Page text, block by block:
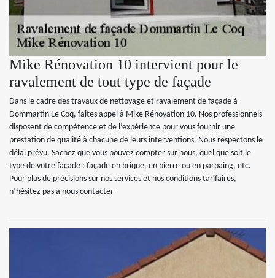
Mike Rénovation 10 intervient pour le
ravalement de tout type de façade
Dans le cadre des travaux de nettoyage et ravalement de façade à
Dommartin Le Coq, faites appel à Mike Rénovation 10. Nos professionnels
disposent de compétence et de l’expérience pour vous fournir une
prestation de qualité à chacune de leurs interventions. Nous respectons le
délai prévu. Sachez que vous pouvez compter sur nous, quel que soit le
type de votre façade : façade en brique, en pierre ou en parpaing, etc.
Pour plus de précisions sur nos services et nos conditions tarifaires,
n’hésitez pas à nous contacter